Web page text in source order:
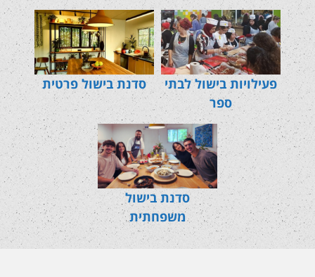
פעילויות בישול לבתי
ספר
סדנת בישול פרטית
סדנת בישול
משפחתית